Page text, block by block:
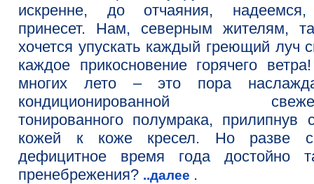
искренне, до отчаяния,
принесет. Нам, северным жителям,
хочется упускать каждый греющий луч
каждое прикосновение горячего
многих лето – это пора
кондиционированной
тонированного полумрака, прилипнув
кожей к коже кресел. Но разве
дефицитное время года достойно
пренебрежения? ..далее .